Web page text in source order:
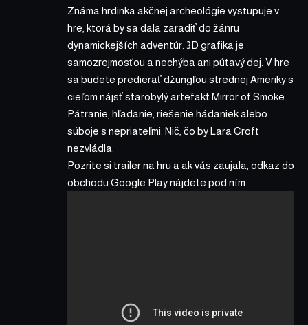
Známa hrdinka akčnej archeológie vystupuje v
hre, ktorá by sa dala zaradiť do žánru
dynamickejších adventúr. 3D grafika je
samozrejmosťou a nechýba ani pútavý dej. V hre
sa budete predierať džungľou strednej Ameriky s
cieľom nájsť starobylý artefakt Mirror of Smoke.
Pátranie, hľadanie, riešenie hádaniek alebo
súboje s nepriateľmi. Nič, čo by Lara Croft
nezvládla.
Pozrite si trailer na hru a ak vás zaujala, odkaz do
obchodu Google Play nájdete pod ním.